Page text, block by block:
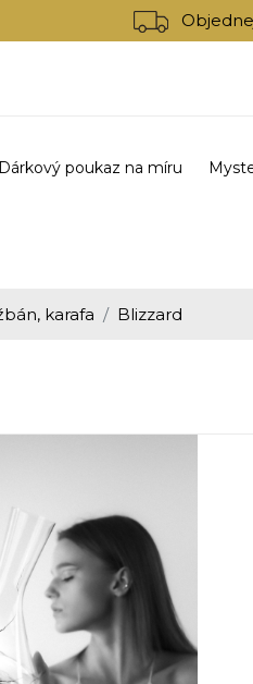
Dárkový poukaz na míru
karafa Blizzard